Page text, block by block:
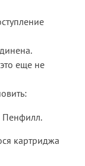
еще не
Пенфилл.
картриджа